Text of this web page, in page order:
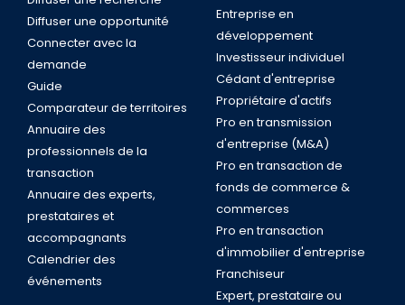
Diffuser une opportunité
Connecter avec la
demande
Guide
Comparateur de territoires
Annuaire des
professionnels de la
transaction
Annuaire des experts,
prestataires et
accompagnants
Calendrier des
événements
Entreprise en
développement
Investisseur individuel
Cédant d'entreprise
Propriétaire d'actifs
Pro en transmission
d'entreprise (M&A)
Pro en transaction de
fonds de commerce &
commerces
Pro en transaction
d'immobilier d'entreprise
Franchiseur
Expert, prestataire ou